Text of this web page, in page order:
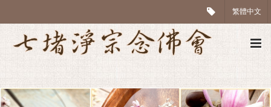
繁體中文